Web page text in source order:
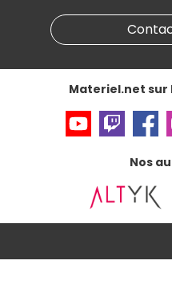
Partenariat & Sponsoring
Informations légales
Données personnelleset
Accessibilité : non
Materiel.net sur
Nos